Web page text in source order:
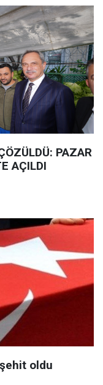
PAZAR
AÇILDI
oldu